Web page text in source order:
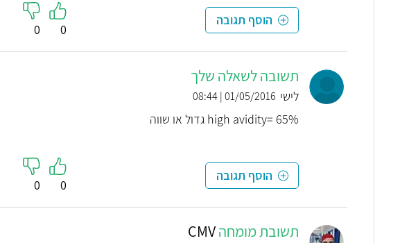
הוסף תגובה
0
0
תשובה לשאלה שלך
לישי 01/05/2016 | 08:44
high avidity= 65% גדול או שווה
הוסף תגובה
0
0
תשובת מומחהCMV